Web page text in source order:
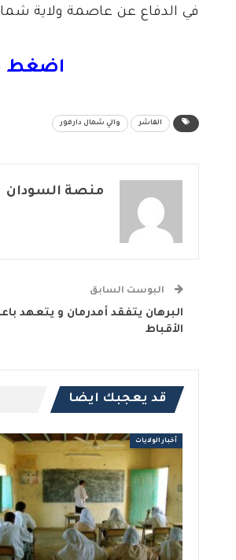
في الدفاع عن عاصمة ولاية
اضغط
الفاشر والي شمال دارفور
منصة السودان
البوست السابق
البرهان يتفقد أمدرمان و يتعهد
الأقباط
قد يعجبك ايضا
أخبار الولايات